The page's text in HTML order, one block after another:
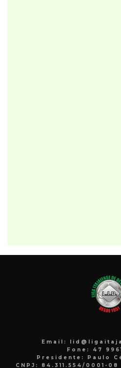
Email:
Fone: 47
Presidente: Paulo
CNPJ: 84.311.554/0001-